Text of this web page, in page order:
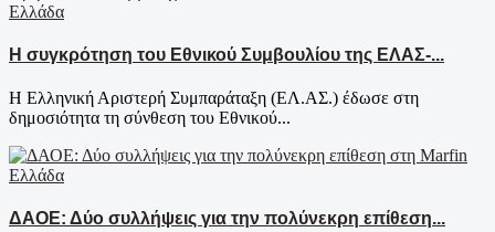
Ελλάδα
Η συγκρότηση του Εθνικού Συμβουλίου της ΕΛΑΣ-...
Η Ελληνική Αριστερή Συμπαράταξη (ΕΛ.ΑΣ.) έδωσε στη
δημοσιότητα τη σύνθεση του Εθνικού...
Ελλάδα
ΔΑΟΕ: Δύο συλλήψεις για την πολύνεκρη επίθεση...